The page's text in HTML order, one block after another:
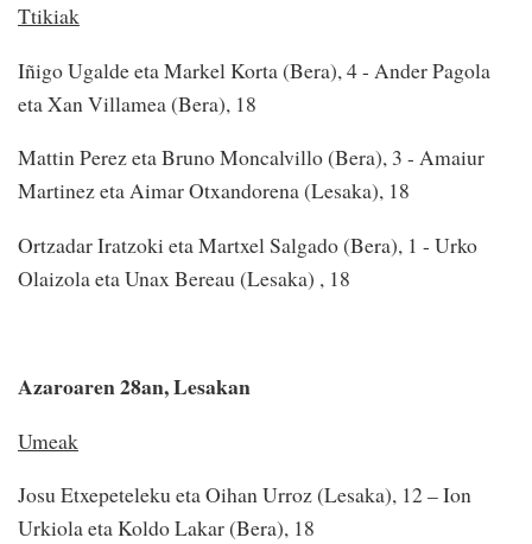
Ttikiak
Iñigo Ugalde eta Markel Korta (Bera), 4 - Ander Pagola
eta Xan Villamea (Bera), 18
Mattin Perez eta Bruno Moncalvillo (Bera), 3 - Amaiur
Martinez eta Aimar Otxandorena (Lesaka), 18
Ortzadar Iratzoki eta Martxel Salgado (Bera), 1 - Urko
Olaizola eta Unax Bereau (Lesaka) , 18
Azaroaren 28an, Lesakan
Umeak
Josu Etxepeteleku eta Oihan Urroz (Lesaka), 12 – Ion
Urkiola eta Koldo Lakar (Bera), 18